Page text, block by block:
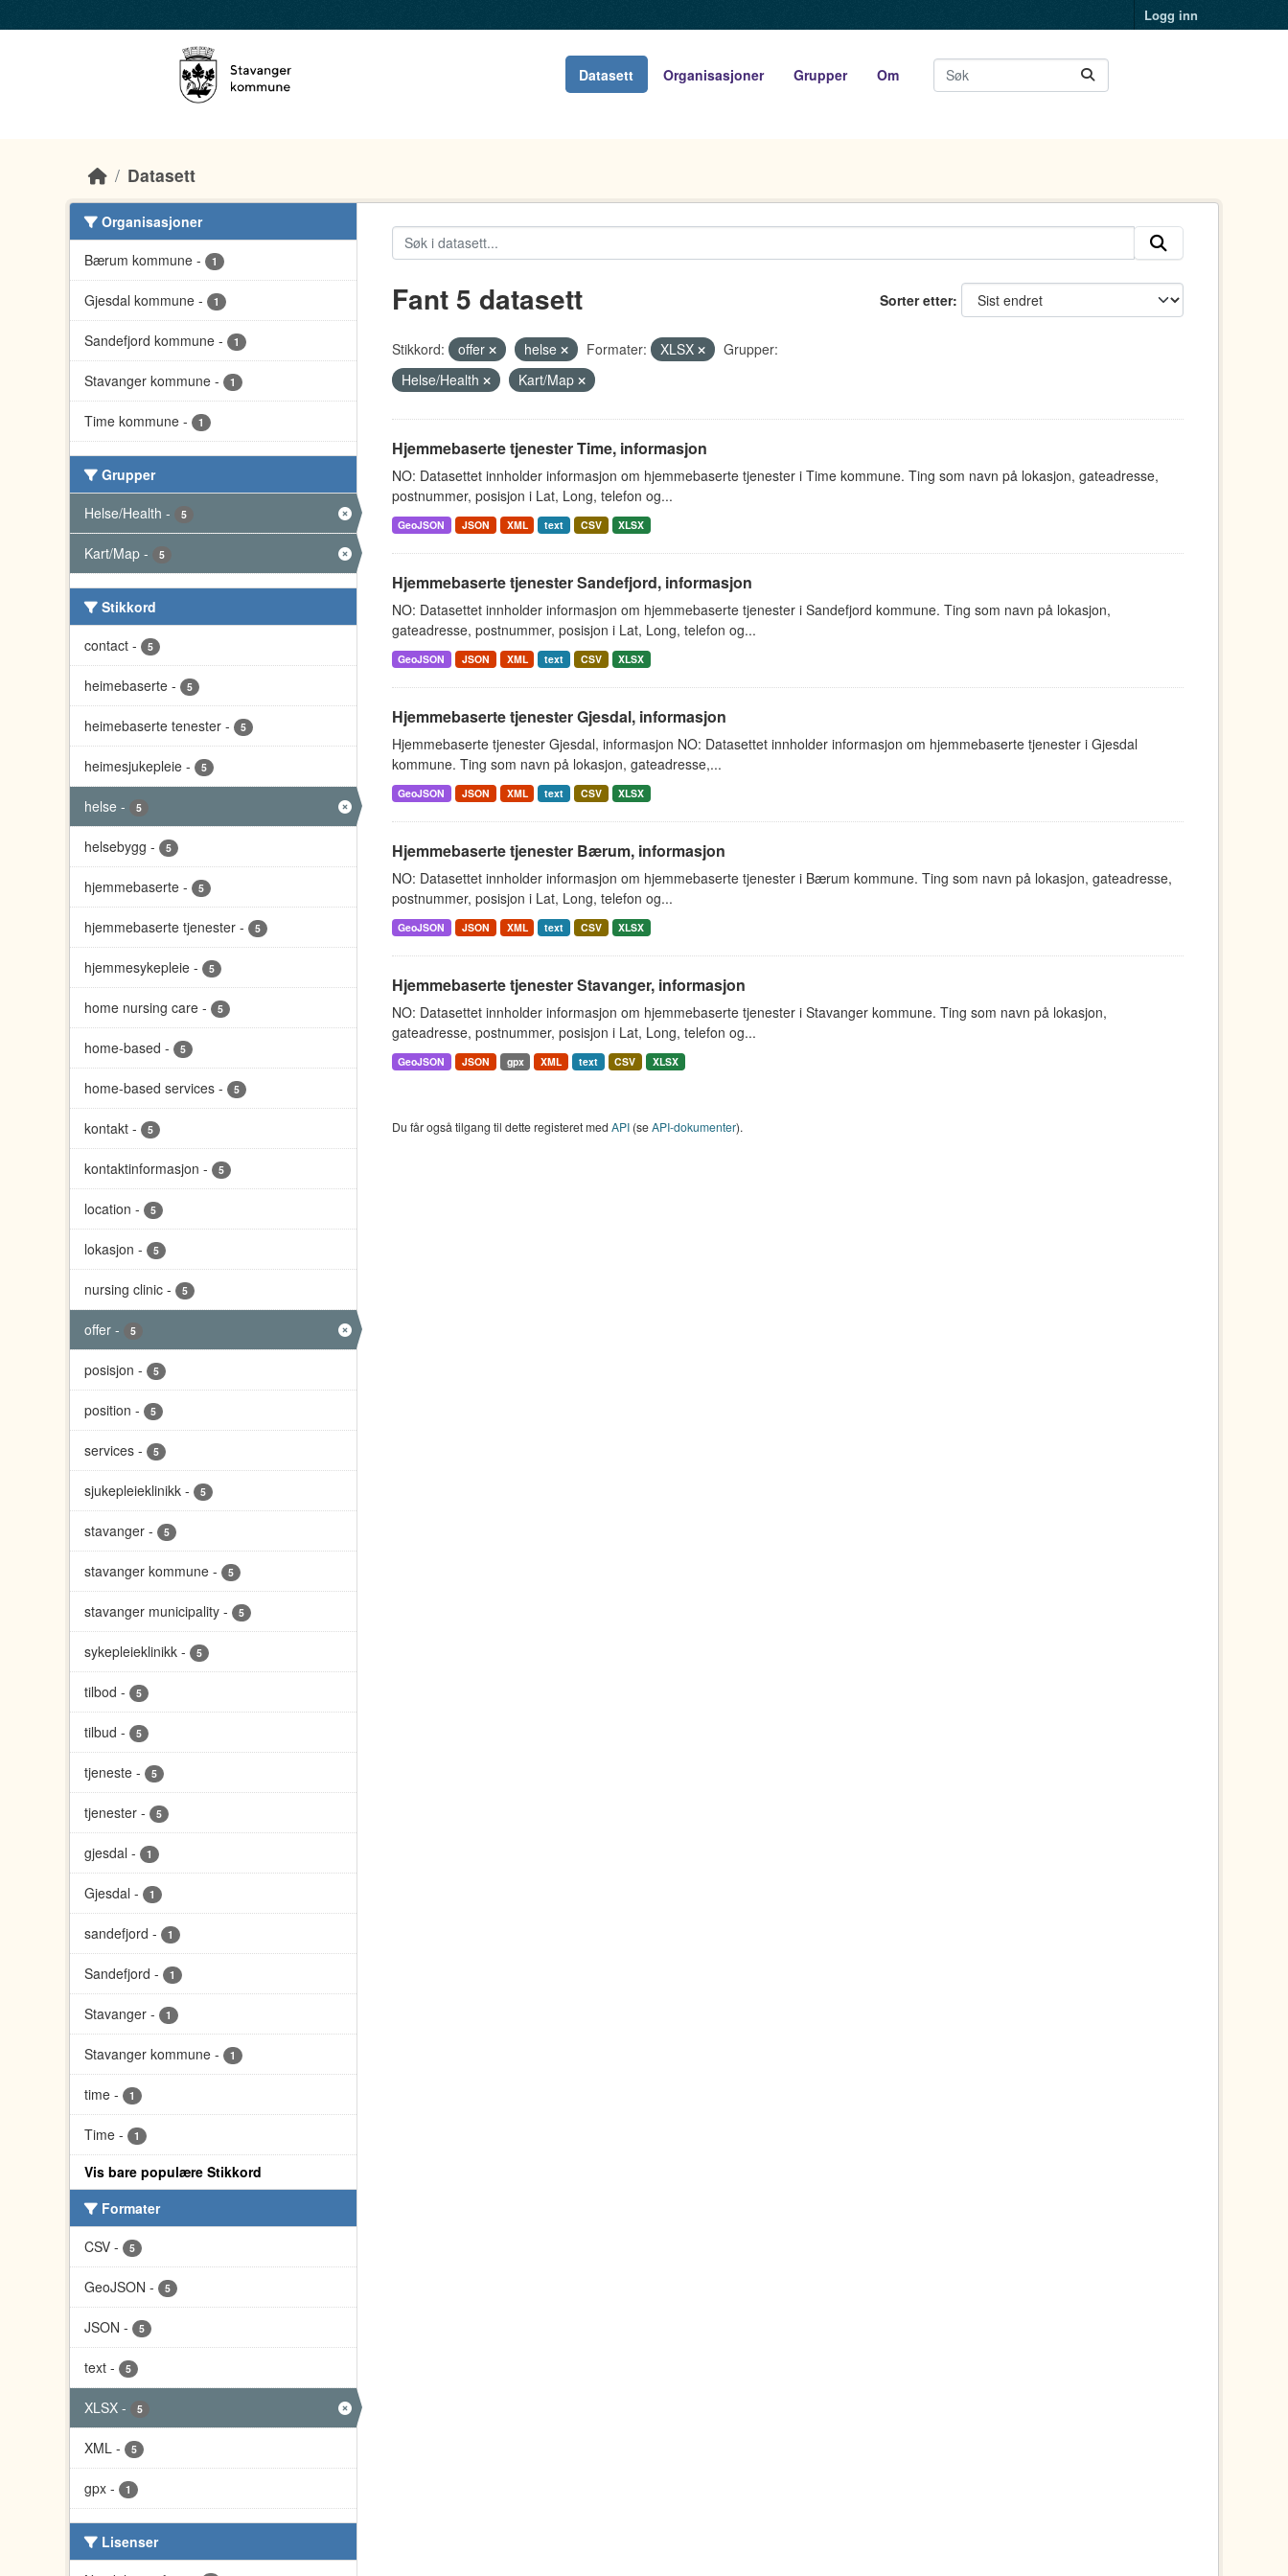
Logg inn
Datasett Organisasjoner Grupper Om
Datasett
Organisasjoner
Bærum kommune - 1
Gjesdal kommune - 1
Sandefjord kommune - 1
Stavanger kommune - 1
Time kommune - 1
Grupper
Helse/Health - 5
Kart/Map - 5
Stikkord
contact - 5
heimebaserte - 5
heimebaserte tenester - 5
heimesjukepleie - 5
helse - 5
helsebygg - 5
hjemmebaserte - 5
hjemmebaserte tjenester - 5
hjemmesykepleie - 5
home nursing care - 5
home-based - 5
home-based services - 5
kontakt - 5
kontaktinformasjon - 5
location - 5
lokasjon - 5
nursing clinic - 5
offer - 5
posisjon - 5
position - 5
services - 5
sjukepleieklinikk - 5
stavanger - 5
stavanger kommune - 5
stavanger municipality - 5
sykepleieklinikk - 5
tilbod - 5
tilbud - 5
tjeneste - 5
tjenester - 5
gjesdal - 1
Gjesdal - 1
sandefjord - 1
Sandefjord - 1
Stavanger - 1
Stavanger kommune - 1
time - 1
Time - 1
Vis bare populære Stikkord
Formater
CSV - 5
GeoJSON - 5
JSON - 5
text - 5
XLSX - 5
XML - 5
gpx - 1
Lisenser
Sorter etter
Fant 5 datasett
Stikkord: offer helse Formater: XLSX
Grupper:
Helse/Health
Kart/Map
Hjemmebaserte tjenester Time, informasjon
NO: Datasettet innholder informasjon om hjemmebaserte tjenester i Time kommune. Ting som navn på lokasjon, gateadresse,
postnummer, posisjon i Lat, Long, telefon og...
GeoJSON JSON XML text CSV XLSX
Hjemmebaserte tjenester Sandefjord, informasjon
NO: Datasettet innholder informasjon om hjemmebaserte tjenester i Sandefjord kommune. Ting som navn på lokasjon,
gateadresse, postnummer, posisjon i Lat, Long, telefon og...
GeoJSON JSON XML text CSV XLSX
Hjemmebaserte tjenester Gjesdal, informasjon
Hjemmebaserte tjenester Gjesdal, informasjon NO: Datasettet innholder informasjon om hjemmebaserte tjenester i Gjesdal
kommune. Ting som navn på lokasjon, gateadresse,...
GeoJSON JSON XML text CSV XLSX
Hjemmebaserte tjenester Bærum, informasjon
NO: Datasettet innholder informasjon om hjemmebaserte tjenester i Bærum kommune. Ting som navn på lokasjon, gateadresse,
postnummer, posisjon i Lat, Long, telefon og...
GeoJSON JSON XML text CSV XLSX
Hjemmebaserte tjenester Stavanger, informasjon
NO: Datasettet innholder informasjon om hjemmebaserte tjenester i Stavanger kommune. Ting som navn på lokasjon,
gateadresse, postnummer, posisjon i Lat, Long, telefon og...
GeoJSON JSON gpx XML text CSV XLSX
Du får også tilgang til dette registeret med API(seAPI-dokumenter).